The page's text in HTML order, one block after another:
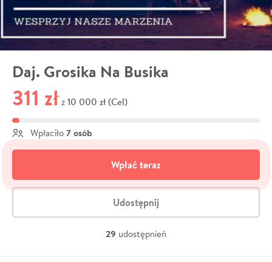
Daj. Grosika Na Busika
311 zł z 10 000 zł (Cel)
Wpłaciło 7 osób
Wpłać teraz
Udostępnij
29 udostępnień